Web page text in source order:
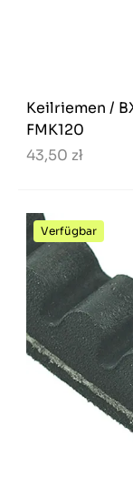
Keilriemen /
FMK120
43,50 zł
Verfügbar